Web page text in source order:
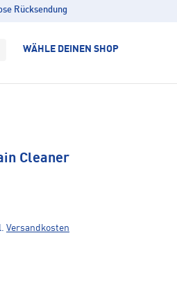
Rücksendung
WÄHLE DEINEN SHOP
Cleaner
Versandkosten